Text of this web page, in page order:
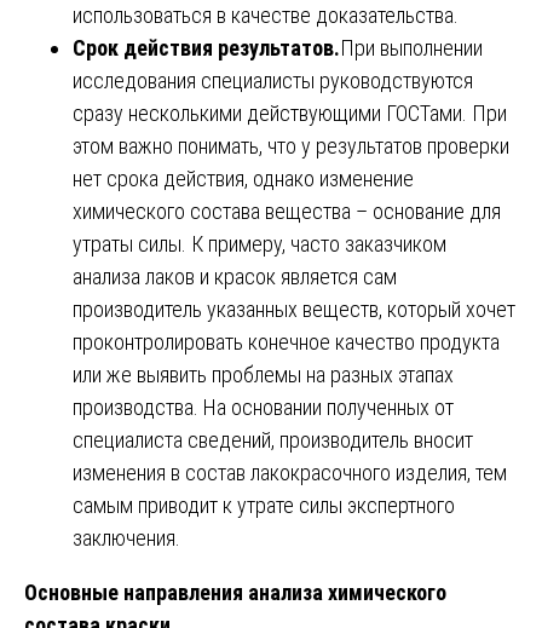
использоваться в качестве доказательства.
Срок действия результатов.При выполнении
исследования специалисты руководствуются
сразу несколькими действующими ГОСТами. При
этом важно понимать, что у результатов проверки
нет срока действия, однако изменение
химического состава вещества – основание для
утраты силы. К примеру, часто заказчиком
анализа лаков и красок является сам
производитель указанных веществ, который хочет
проконтролировать конечное качество продукта
или же выявить проблемы на разных этапах
производства. На основании полученных от
специалиста сведений, производитель вносит
изменения в состав лакокрасочного изделия, тем
самым приводит к утрате силы экспертного
заключения.
Основные направления анализа химического